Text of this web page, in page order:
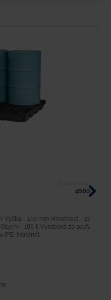
4680
Výška - 140 mm Hmotnosť - 27
- 186 ll Vyrobená zo 100%
Materiál...